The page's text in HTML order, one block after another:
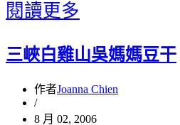
閱讀更多
三峽白雞山吳媽媽豆干
作者Joanna Chien
/
8 月 02, 2006